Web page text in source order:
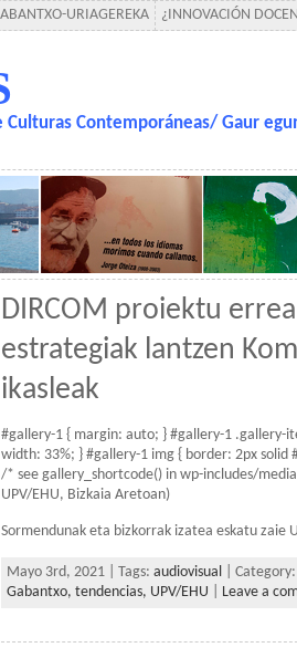
URIAGEREKA ¿INNOVACIÓN
Culturas Contemporáneas/ Gaur
DIRCOM proiektu
estrategiak lantzen
ikasleak
#gallery-1 { margin: auto; } #gallery-1
width: 33%; } #gallery-1 img { border: 2px
/* see gallery_shortcode() in wp-includes/
UPV/EHU, Bizkaia Aretoan)
Sormendunak eta bizkorrak izatea eskatu zaie
Mayo 3rd, 2021 | Tags: audiovisual | Category:
Gabantxo, tendencias, UPV/EHU Leave a